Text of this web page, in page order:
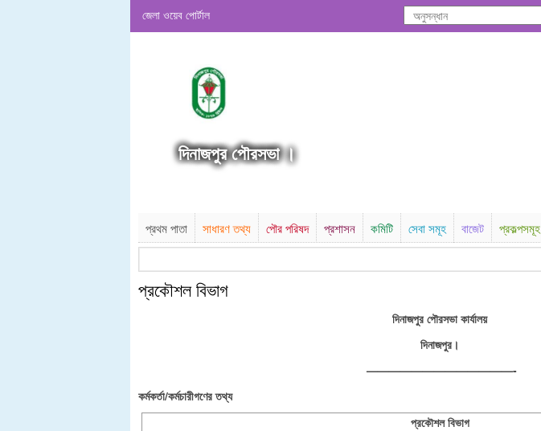
জেলা ওয়েব পোর্টাল
দিনাজপুর পৌরসভা ।
প্রথম পাতা সাধারণ তথ্য পৌর পরিষদ প্রশাসন কমিটি সেবা সমূহ বাজেট প্রকল্পসমূহ
প্রকৌশল বিভাগ
দিনাজপুর পৌরসভা কার্যালয়
দিনাজপুর।
—————————————-
কর্মকর্তা/কর্মচারীগণের তথ্য
প্রকৌশল বিভাগ